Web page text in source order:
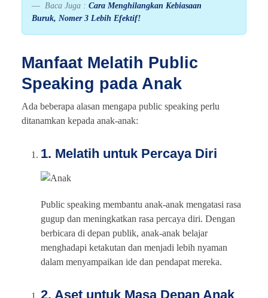
Baca Juga : Cara Menghilangkan Kebiasaan
Buruk, Nomer 3 Lebih Efektif!
Manfaat Melatih Public
Speaking pada Anak
Ada beberapa alasan mengapa public speaking perlu
ditanamkan kepada anak-anak:
1. Melatih untuk Percaya Diri
Public speaking membantu anak-anak mengatasi rasa
gugup dan meningkatkan rasa percaya diri. Dengan
berbicara di depan publik, anak-anak belajar
menghadapi ketakutan dan menjadi lebih nyaman
dalam menyampaikan ide dan pendapat mereka.
2. Aset untuk Masa Depan Anak